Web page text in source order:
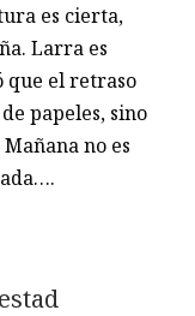
es cierta,
Larra es
que el retraso
papeles, sino
no es